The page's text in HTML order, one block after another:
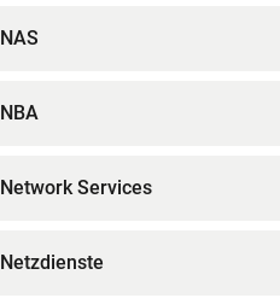
NAS
NBA
Network Services
Netzdienste